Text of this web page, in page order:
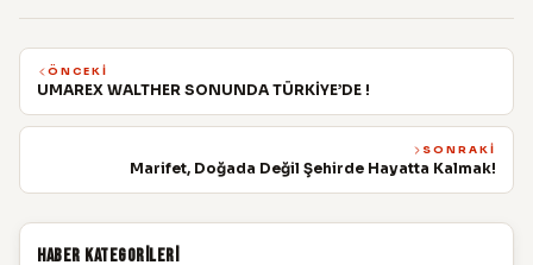
ÖNCEKI
UMAREX WALTHER SONUNDA TÜRKİYE’DE !
SONRAKI
Marifet, Doğada Değil Şehirde Hayatta Kalmak!
Haber Kategorileri